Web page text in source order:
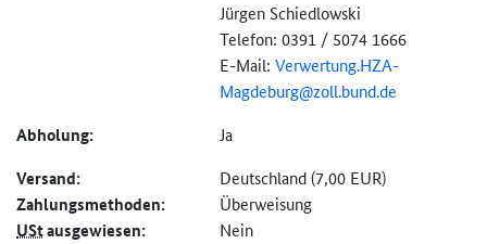
Jürgen Schiedlowski
Telefon: 0391 / 5074 1666
E-Mail: Verwertung.HZA-
Magdeburg@zoll.bund.de
Abholung: Ja
Versand: Deutschland (7,00 EUR)
Zahlungs­methoden: Überweisung
UStausgewiesen: Nein